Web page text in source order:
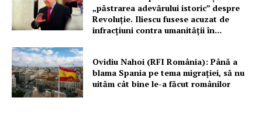
„păstrarea adevărului istoric” despre
Revoluție. Iliescu fusese acuzat de
infracțiuni contra umanității în...
Ovidiu Nahoi (RFI România): Până a
blama Spania pe tema migrației, să nu
uităm cât bine le-a făcut românilor